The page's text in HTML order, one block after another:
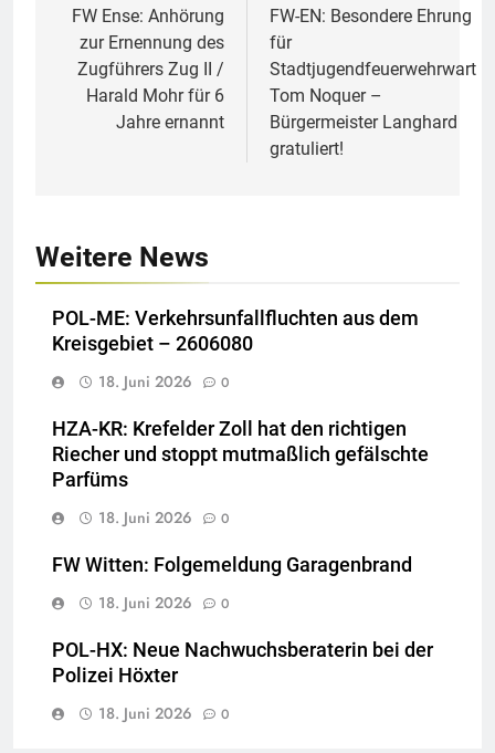
FW Ense: Anhörung
zur Ernennung des
Zugführers Zug II /
Harald Mohr für 6
Jahre ernannt
FW-EN: Besondere Ehrung
für
Stadtjugendfeuerwehrwart
Tom Noquer –
Bürgermeister Langhard
gratuliert!
Weitere News
POL-ME: Verkehrsunfallfluchten aus dem
Kreisgebiet – 2606080
18. Juni 2026
0
HZA-KR: Krefelder Zoll hat den richtigen
Riecher und stoppt mutmaßlich gefälschte
Parfüms
18. Juni 2026
0
FW Witten: Folgemeldung Garagenbrand
18. Juni 2026
0
POL-HX: Neue Nachwuchsberaterin bei der
Polizei Höxter
18. Juni 2026
0